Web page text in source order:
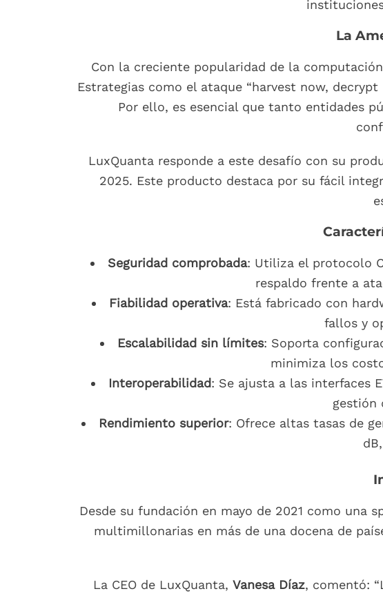
La
Con la creciente popularidad de la
Estrategias como el ataque “harvest now,
Por ello, es esencial que tanto entidades
LuxQuanta responde a este desafío con su
2025. Este producto destaca por su fácil
Seguridad comprobada: Utiliza el protocolo
respaldo frente a
Fiabilidad operativa: Está fabricado con
fallos y
Escalabilidad sin límites: Soporta
minimiza los
Interoperabilidad: Se ajusta a las interfaces
gestión
Rendimiento superior: Ofrece altas tasas de
Desde su fundación en mayo de 2021 como una
multimillonarias en más de una docena de
La CEO de LuxQuanta, Vanesa Díaz, comentó: